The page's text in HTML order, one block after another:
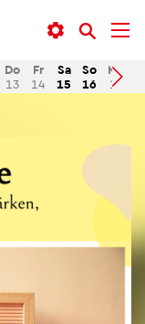
Suchen
Do
13
Fr
14
Sa
15
So
16
Mo
17